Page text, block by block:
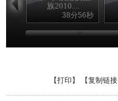
族2010....
38分56秒
【打印 】 【复制链接